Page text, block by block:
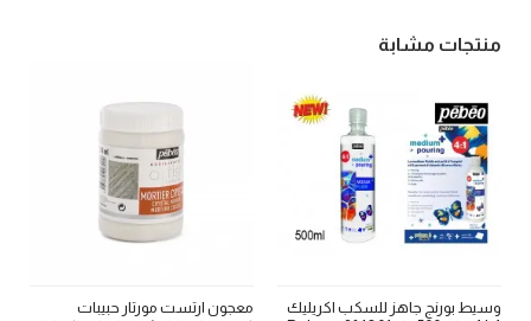
منتجات مشابة
وسيط بورنج جاهز للسكب اكريليك
معجون ارتست مورتار حبيبات